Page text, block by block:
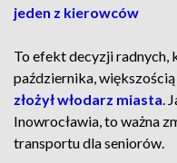
jeden z kierowców
To efekt decyzji radnych,
października,
złożył włodarz miasta.
Inowrocławia, to ważna
transportu dla seniorów.